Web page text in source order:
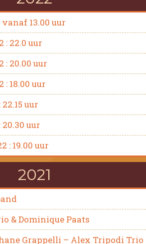
13.00 uur
: 22.0 uur
: 20.00 uur
18.00 uur
uur
uur
: 19.00 uur
2021
& Dominique Paats
Grappelli – Alex Tripodi Trio